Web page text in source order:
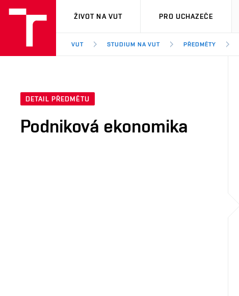
VUT
ŽIVOT NA VUT PRO UCHAZEČE
VUT STUDIUM NA VUT PŘEDMĚTY
DETAIL PŘEDMĚTU
Podniková ekonomika